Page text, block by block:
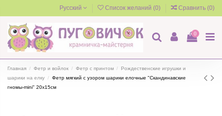
Русский Список желаний (0) Сравнить (0)
0
Главная Фетр и войлок Фетр с принтом
Рождественские игрушки и
шарики на елку
Фетр мягкий с узором шарики елочные "Скандинавские
гномы-mini" 20х15см